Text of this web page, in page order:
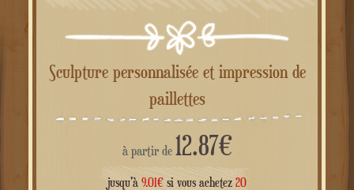
Sculpture personnalisée et impression de
paillettes
à partir de 12.87€
jusqu'à 9.01€ si vous achetez 20